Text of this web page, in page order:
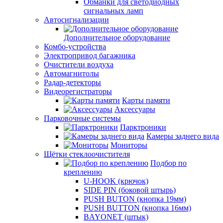
Обманки для светодиодных
сигнальных ламп
Автосигнализации
Дополнительное оборудование
Комбо-устройства
Электропривод багажника
Очистители воздуха
Автомагнитолы
Радар-детекторы
Видеорегистраторы
Карты памяти
Аксессуары
Парковочные системы
Парктроники
Камеры заднего вида
Мониторы
Щётки стеклоочистителя
Подбор по
креплению
U-HOOK (крючок)
SIDE PIN (боковой штырь)
PUSH BUTON (кнопка 19мм)
PUSH BUTTON (кнопка 16мм)
BAYONET (штык)